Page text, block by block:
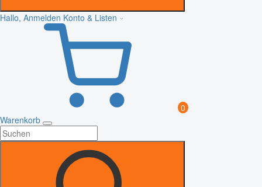
Hallo, Anmelden Konto & Listen
0
Warenkorb